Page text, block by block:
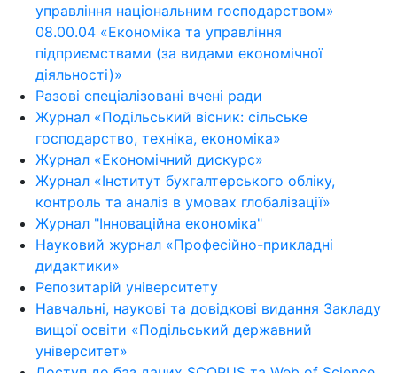
управління національним господарством»
08.00.04 «Економіка та управління
підприємствами (за видами економічної
діяльності)»
Разові спеціалізовані вчені ради
Журнал «Подільський вісник: сільське
господарство, техніка, економіка»
Журнал «Економічний дискурс»
Журнал «Інститут бухгалтерського обліку,
контроль та аналіз в умовах глобалізації»
Журнал "Інноваційна економіка"
Науковий журнал «Професійно-прикладні
дидактики»
Репозитарій університету
Навчальні, наукові та довідкові видання Закладу
вищої освіти «Подільський державний
університет»